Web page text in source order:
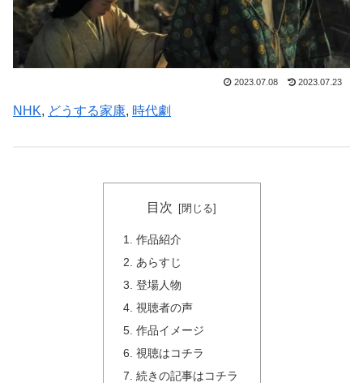
2023.07.08 2023.07.23
NHK, どうする家康, 時代劇
目次
作品紹介
あらすじ
登場人物
視聴者の声
作品イメージ
視聴はコチラ
続きの記事はコチラ